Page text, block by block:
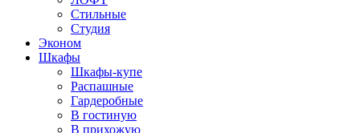
Стильные
Студия
Эконом
Шкафы
Шкафы-купе
Распашные
Гардеробные
В гостиную
В прихожую